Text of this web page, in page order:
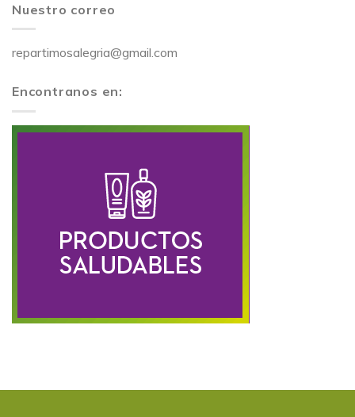
Nuestro correo
repartimosalegria@gmail.com
Encontranos en: